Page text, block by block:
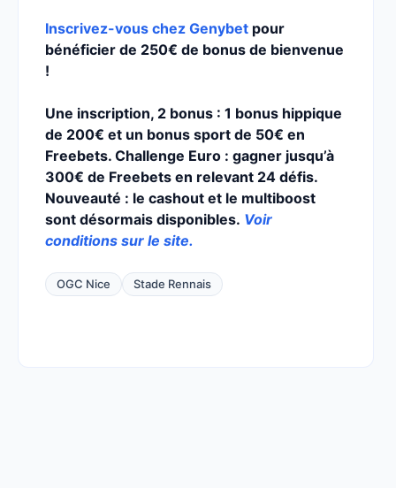
Inscrivez-vous chez Genybet pour
bénéficier de 250€ de bonus de bienvenue
!
Une inscription, 2 bonus : 1 bonus hippique
de 200€ et un bonus sport de 50€ en
Freebets. Challenge Euro : gagner jusqu’à
300€ de Freebets en relevant 24 défis.
Nouveauté : le cashout et le multiboost
sont désormais disponibles. Voir
conditions sur le site.
OGC Nice Stade Rennais